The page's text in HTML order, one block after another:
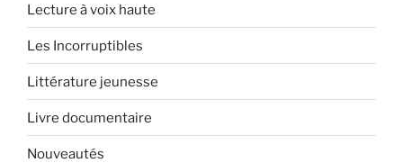
Lecture à voix haute
Les Incorruptibles
Littérature jeunesse
Livre documentaire
Nouveautés